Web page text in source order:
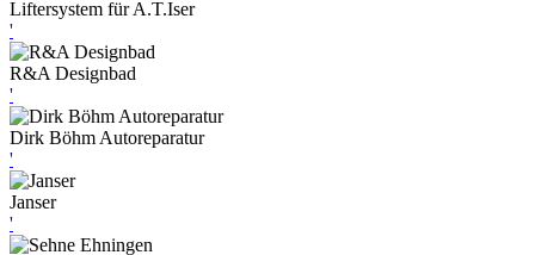
Liftersystem für A.T.Iser
'
R&A Designbad
'
Dirk Böhm Autoreparatur
'
Janser
'